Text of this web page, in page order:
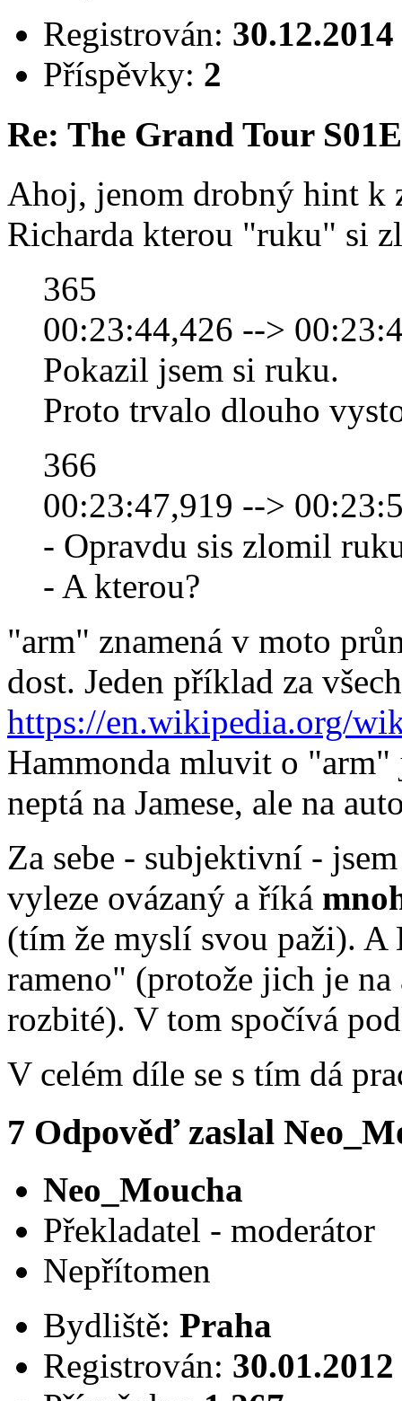
Registrován: 30.12.2014
Příspěvky: 2
Re: The Grand Tour
Ahoj, jenom drobný hint k
Richarda kterou "ruku" si
365
00:23:44,426 -->
Pokazil jsem si ruku.
Proto trvalo dlouho
366
00:23:47,919 -->
- Opravdu sis zlomil
- A kterou?
"arm" znamená v moto
dost. Jeden příklad za
https://en.wikipedia.org/
Hammonda mluvit o "arm"
neptá na Jamese, ale na
Za sebe - subjektivní -
vyleze ovázaný a říká
(tím že myslí svou paži). A
rameno" (protože jich je
rozbité). V tom spočívá
V celém díle se s tím dá
7 Odpověď zaslal
Neo_Moucha
Překladatel - moderátor
Nepřítomen
Bydliště: Praha
Registrován: 30.01.2012